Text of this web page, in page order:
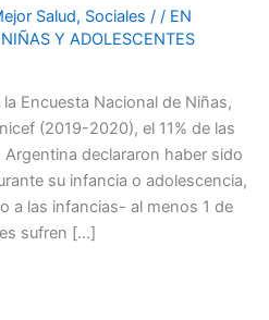
Salud, Sociales / / EN
Y ADOLESCENTES
Encuesta Nacional de Niñas,
(2019-2020), el 11% de las
declararon haber sido
su infancia o adolescencia,
a las infancias- al menos 1 de
sufren […]